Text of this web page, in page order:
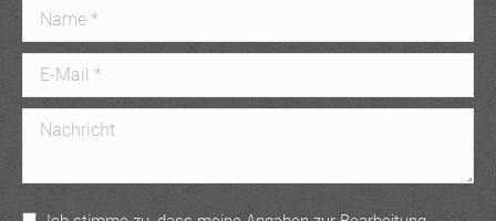
Name *
E-Mail *
Nachricht